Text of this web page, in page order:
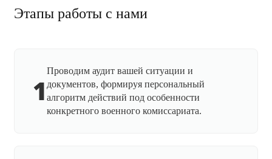
Этапы работы с нами
1
Проводим аудит вашей ситуации и
документов, формируя персональный
алгоритм действий под особенности
конкретного военного комиссариата.